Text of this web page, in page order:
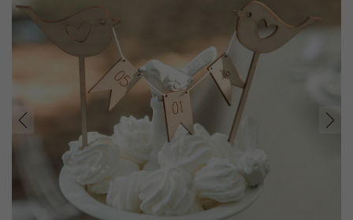
Prev